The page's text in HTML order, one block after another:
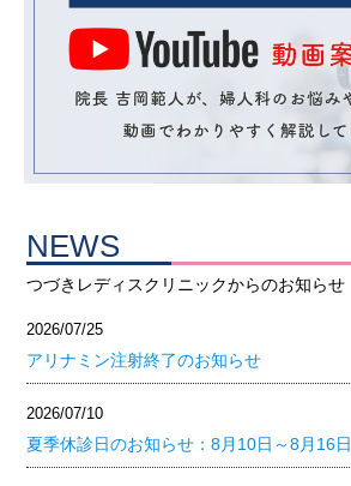
NEWS
つづきレディスクリニックからのお知らせ
2026/07/25
アリナミン注射終了のお知らせ
2026/07/10
夏季休診日のお知らせ：8月10日～8月16日